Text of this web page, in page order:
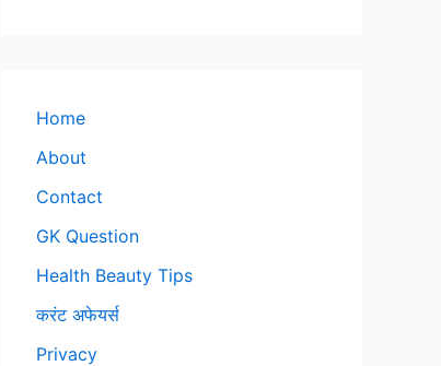
Home
About
Contact
GK Question
Health Beauty Tips
करंट अफेयर्स
Privacy